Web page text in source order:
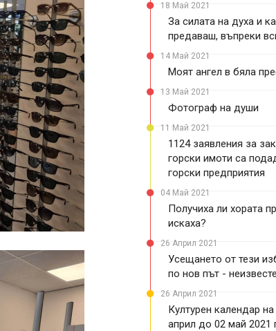
18 Май 2021
За силата на духа и
предаваш, въпреки
14 Май 2021
Моят ангел в бяла
13 Май 2021
Фотограф на души
11 Май 2021
1124 заявления за
горски имоти са
горски предприятия
04 Май 2021
Получиха ли хората
искаха?
26 Април 2021
Усещането от тези
по нов път -
26 Април 2021
Културен календар
април до 02 май 2021